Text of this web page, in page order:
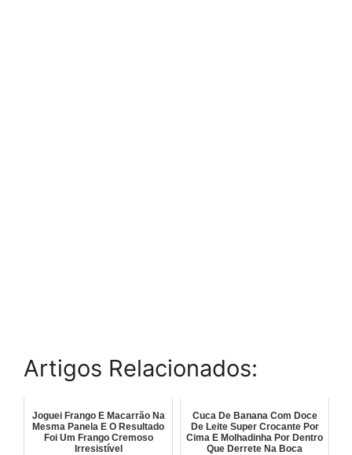
Artigos Relacionados:
Joguei Frango E Macarrão Na
Mesma Panela E O Resultado
Foi Um Frango Cremoso
Irresistível
Cuca De Banana Com Doce
De Leite Super Crocante Por
Cima E Molhadinha Por Dentro
Que Derrete Na Boca